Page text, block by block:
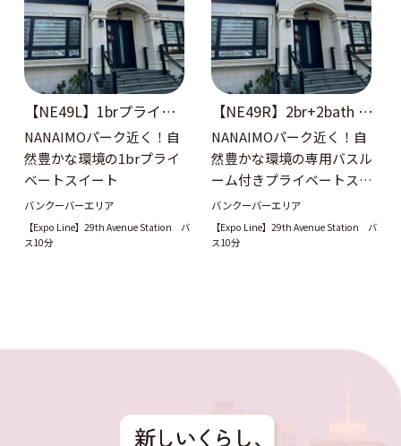
【NE49L】1brプライベー
トスイート
NANAIMOパーク近く！自
然豊かな環境の1brプライ
ベートスイート
バンクーバーエリア
【Expo Line】29th Avenue Station バ
ス10分
【NE49R】2br+2bath プ
ライベートスイート
NANAIMOパーク近く！自
然豊かな環境の専用バスル
ーム付きプライベートスイ
ート
バンクーバーエリア
【Expo Line】29th Avenue Station バ
ス10分